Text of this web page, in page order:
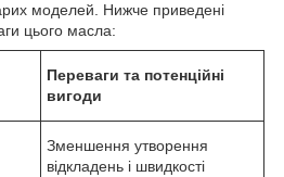
моделей. Нижче приведені
цього масла:
Переваги та потенційні
вигоди
Зменшення утворення
відкладень і швидкості